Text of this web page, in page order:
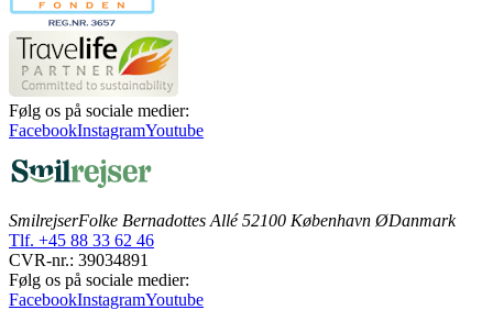
Følg os på sociale medier:
FacebookInstagramYoutube
SmilrejserFolke Bernadottes Allé 52100 København ØDanmark
Tlf. +45 88 33 62 46
CVR-nr.: 39034891
Følg os på sociale medier:
FacebookInstagramYoutube